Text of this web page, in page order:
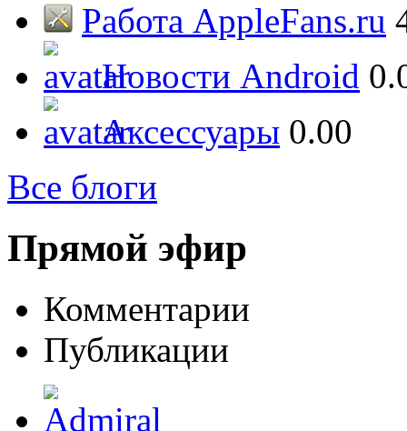
Работа AppleFans.ru
Новости Android
Аксессуары 0.00
Все блоги
Прямой эфир
Комментарии
Публикации